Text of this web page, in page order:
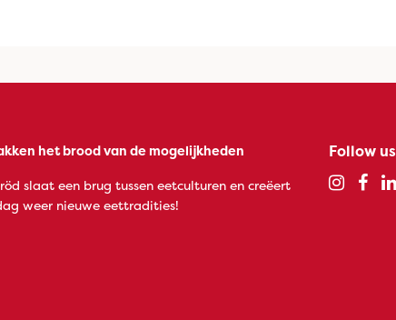
het brood van de mogelijkheden
slaat een brug tussen eetculturen en creëert
weer nieuwe eettradities!
Follow